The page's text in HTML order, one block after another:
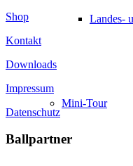
Landes-
Mini-Tour
Shop
Kontakt
Downloads
Impressum
Datenschutz
Ballpartner